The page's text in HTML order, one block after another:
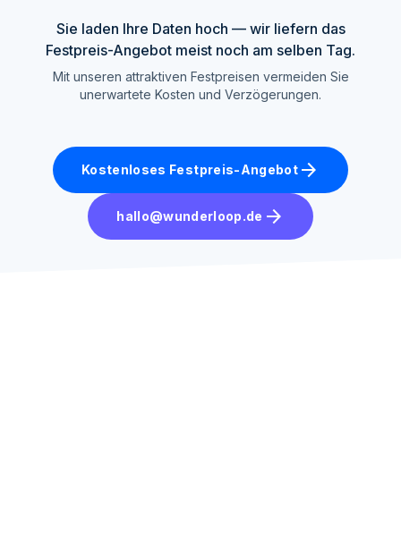
Sie laden Ihre Daten hoch — wir liefern das
Festpreis-Angebot meist noch am selben Tag.
Mit unseren attraktiven Festpreisen vermeiden Sie
unerwartete Kosten und Verzögerungen.
Kostenloses Festpreis-Angebot arrow_forward
hallo@wunderloop.de arrow_forward